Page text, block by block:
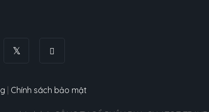
Chính sách bảo mật